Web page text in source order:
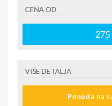
- rezervisane i potvrđene
jedinici prema opisu -
prema opisu - uslugu
putovanja
krizu) na destinaciji, plaćaju
hotela/apartmana za hotele
CENA OD
275
VIŠE DETALJA
Ponuda na